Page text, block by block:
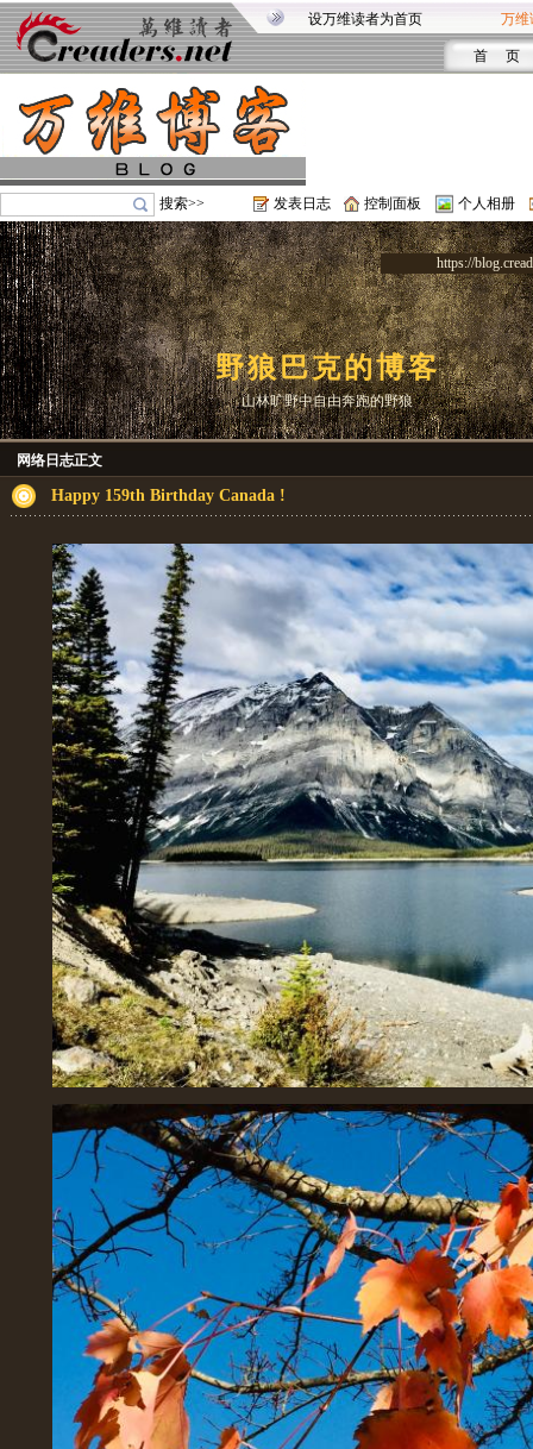
设万维读者为首页 万维
首 页
搜索>> 发表日志 控制面板 个人相册
https://
野狼巴克的博客
山林旷野中自由奔跑的野狼
网络日志正文
Happy 159th Birthday Canada !